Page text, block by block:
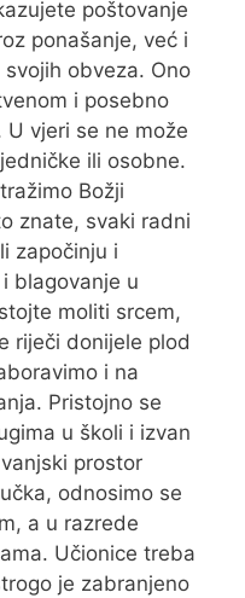
poštovanje
ponašanje, već i
obveza. Ono
i posebno
vjeri se ne može
ili osobne.
Božji
znate, svaki radni
započinju i
blagovanje u
moliti srcem,
riječi donijele plod
i na
Pristojno se
u školi i izvan
prostor
odnosimo se
a u razrede
Učionice treba
je zabranjeno